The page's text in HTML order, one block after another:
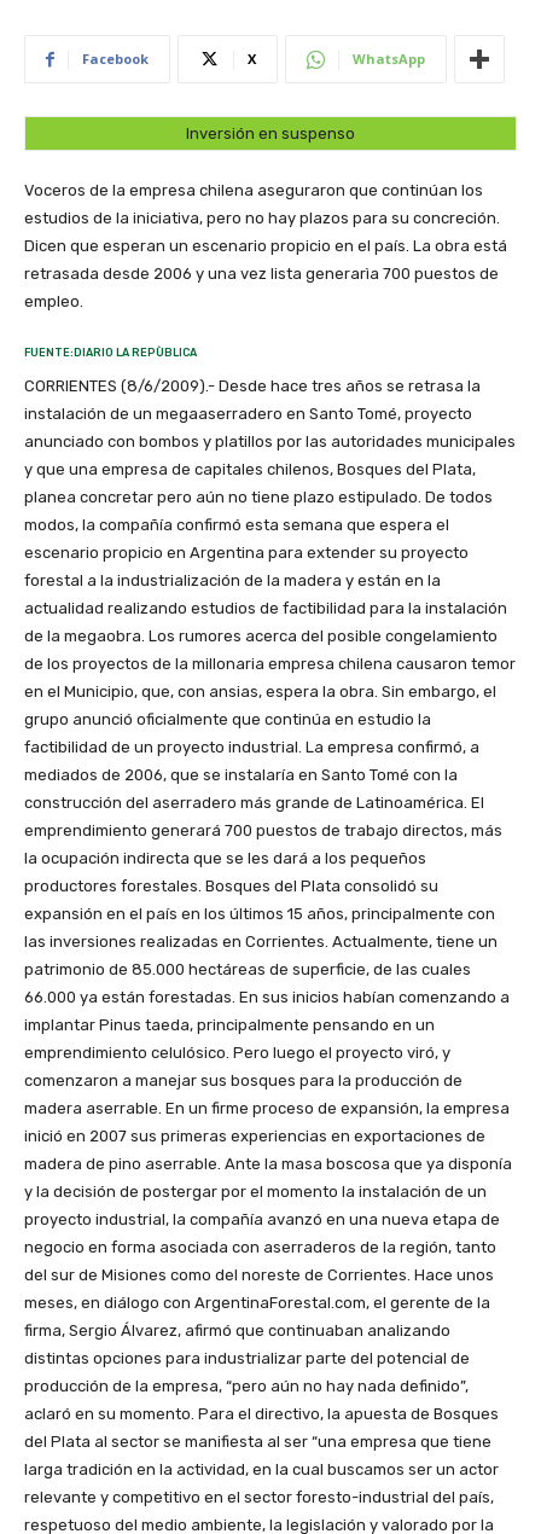
Facebook X WhatsApp
Inversión en suspenso
Voceros de la empresa chilena aseguraron que continúan los
estudios de la iniciativa, pero no hay plazos para su concreción.
Dicen que esperan un escenario propicio en el país. La obra está
retrasada desde 2006 y una vez lista generarìa 700 puestos de
empleo.
FUENTE:DIARIO LA REPÙBLICA
CORRIENTES (8/6/2009).- Desde hace tres años se retrasa la
instalación de un megaaserradero en Santo Tomé, proyecto
anunciado con bombos y platillos por las autoridades municipales
y que una empresa de capitales chilenos, Bosques del Plata,
planea concretar pero aún no tiene plazo estipulado. De todos
modos, la compañía confirmó esta semana que espera el
escenario propicio en Argentina para extender su proyecto
forestal a la industrialización de la madera y están en la
actualidad realizando estudios de factibilidad para la instalación
de la megaobra. Los rumores acerca del posible congelamiento
de los proyectos de la millonaria empresa chilena causaron temor
en el Municipio, que, con ansias, espera la obra. Sin embargo, el
grupo anunció oficialmente que continúa en estudio la
factibilidad de un proyecto industrial. La empresa confirmó, a
mediados de 2006, que se instalaría en Santo Tomé con la
construcción del aserradero más grande de Latinoamérica. El
emprendimiento generará 700 puestos de trabajo directos, más
la ocupación indirecta que se les dará a los pequeños
productores forestales. Bosques del Plata consolidó su
expansión en el país en los últimos 15 años, principalmente con
las inversiones realizadas en Corrientes. Actualmente, tiene un
patrimonio de 85.000 hectáreas de superficie, de las cuales
66.000 ya están forestadas. En sus inicios habían comenzando a
implantar Pinus taeda, principalmente pensando en un
emprendimiento celulósico. Pero luego el proyecto viró, y
comenzaron a manejar sus bosques para la producción de
madera aserrable. En un firme proceso de expansión, la empresa
inició en 2007 sus primeras experiencias en exportaciones de
madera de pino aserrable. Ante la masa boscosa que ya disponía
y la decisión de postergar por el momento la instalación de un
proyecto industrial, la compañía avanzó en una nueva etapa de
negocio en forma asociada con aserraderos de la región, tanto
del sur de Misiones como del noreste de Corrientes. Hace unos
meses, en diálogo con ArgentinaForestal.com, el gerente de la
firma, Sergio Álvarez, afirmó que continuaban analizando
distintas opciones para industrializar parte del potencial de
producción de la empresa, “pero aún no hay nada definido”,
aclaró en su momento. Para el directivo, la apuesta de Bosques
del Plata al sector se manifiesta al ser “una empresa que tiene
larga tradición en la actividad, en la cual buscamos ser un actor
relevante y competitivo en el sector foresto-industrial del país,
respetuoso del medio ambiente, la legislación y valorado por la